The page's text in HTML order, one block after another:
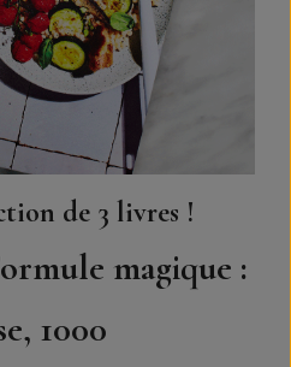
de 3 livres !
magique :
1000